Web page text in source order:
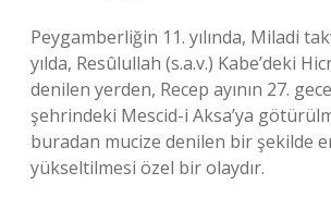
Peygamberliğin 11. yılında, Miladi
yılda, Resûlullah (s.a.v.) Kabe’deki
denilen yerden, Recep ayının 27.
şehrindeki Mescid-i Aksa’ya
buradan mucize denilen bir şekilde
yükseltilmesi özel bir olaydır.